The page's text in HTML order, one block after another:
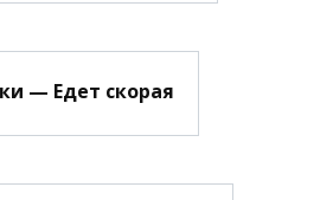
— Едет скорая